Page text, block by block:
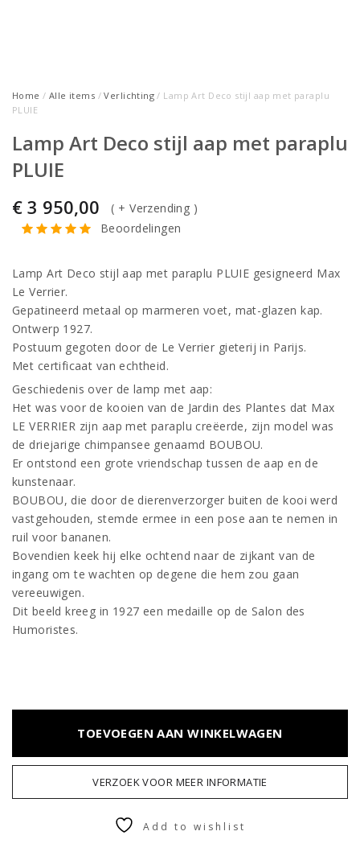
Home / Alle items /Verlichting / Lamp Art Deco stijl aap met paraplu
PLUIE
Lamp Art Deco stijl aap met paraplu
PLUIE
€ 3 950,00 ( + Verzending )
Beoordelingen
Lamp Art Deco stijl aap met paraplu PLUIE gesigneerd Max
Le Verrier.
Gepatineerd metaal op marmeren voet, mat-glazen kap.
Ontwerp 1927.
Postuum gegoten door de Le Verrier gieterij in Parijs.
Met certificaat van echtheid.
Geschiedenis over de lamp met aap:
Het was voor de kooien van de Jardin des Plantes dat Max
LE VERRIER zijn aap met paraplu creëerde, zijn model was
de driejarige chimpansee genaamd BOUBOU.
Er ontstond een grote vriendschap tussen de aap en de
kunstenaar.
BOUBOU, die door de dierenverzorger buiten de kooi werd
vastgehouden, stemde ermee in een pose aan te nemen in
ruil voor bananen.
Bovendien keek hij elke ochtend naar de zijkant van de
ingang om te wachten op degene die hem zou gaan
vereeuwigen.
Dit beeld kreeg in 1927 een medaille op de Salon des
Humoristes.
TOEVOEGEN AAN WINKELWAGEN
VERZOEK VOOR MEER INFORMATIE
Add to wishlist